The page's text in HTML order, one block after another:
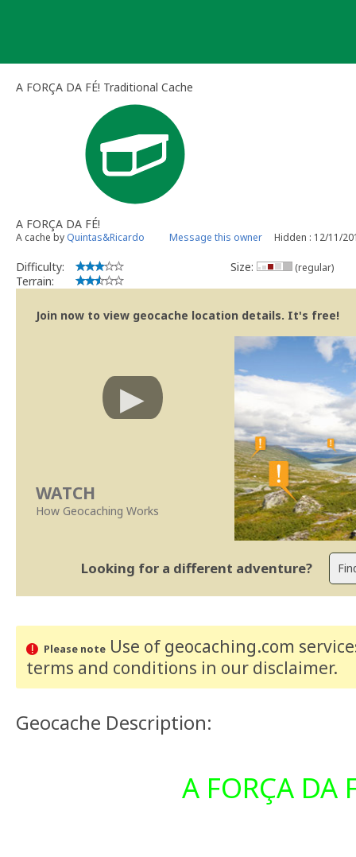
A FORÇA DA FÉ! Traditional Cache
A FORÇA DA FÉ!
A cache by Quintas&Ricardo Message this owner Hidden : 12/11/
Difficulty:
Terrain:
Size: (regular)
Join now to view geocache location details. It's free!
WATCH
How Geocaching Works
Looking for a different adventure?
Please noteUse of geocaching.com
terms and conditions in our disclaimer.
Geocache Description:
A FORÇA DA